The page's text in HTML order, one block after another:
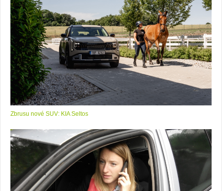
Zbrusu nové SUV: KIA Seltos